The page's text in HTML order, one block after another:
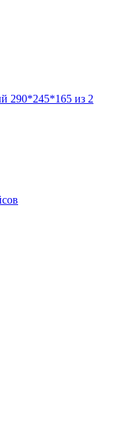
290*245*165 из 2